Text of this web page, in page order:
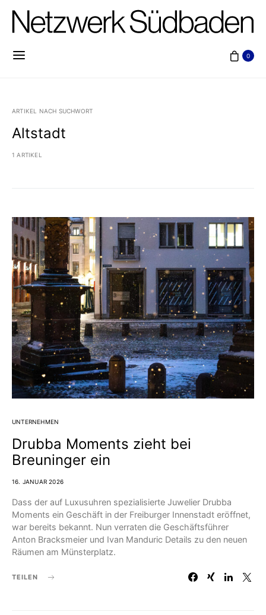
0
ARTIKEL NACH SUCHWORT
Altstadt
1 ARTIKEL
UNTERNEHMEN
Drubba Moments zieht bei
Breuninger ein
16. JANUAR 2026
Dass der auf Luxusuhren spezialisierte Juwelier Drubba
Moments ein Geschäft in der Freiburger Innenstadt eröffnet,
war bereits bekannt. Nun verraten die Geschäftsführer
Anton Bracksmeier und Ivan Manduric Details zu den neuen
Räumen am Münsterplatz.
TEILEN